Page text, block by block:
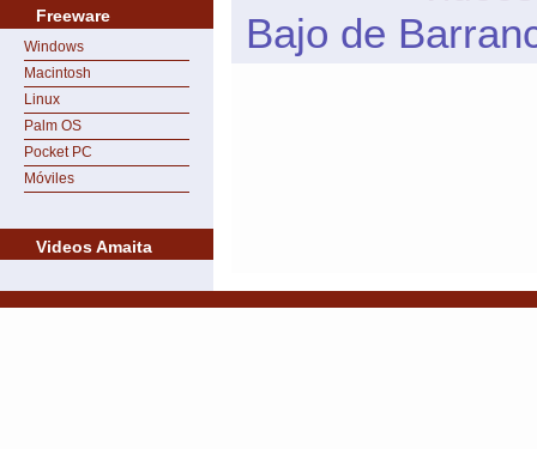
Freeware
Windows
Macintosh
Linux
Palm OS
Pocket PC
Móviles
Videos Amaita
Bajo de